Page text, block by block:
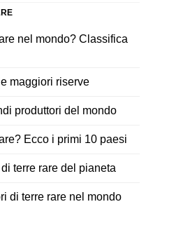
nel mondo? Classifica
maggiori riserve
produttori del mondo
Ecco i primi 10 paesi
terre rare del pianeta
di terre rare nel mondo